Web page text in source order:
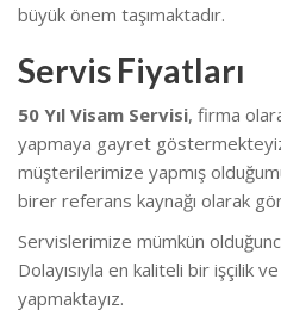
büyük önem taşımaktadır.
Servis Fiyatları
50 Yıl Visam Servisi, firma
yapmaya gayret
müşterilerimize yapmış
birer referans kaynağı olarak
Servislerimize mümkün
Dolayısıyla en kaliteli bir işçilik
yapmaktayız.